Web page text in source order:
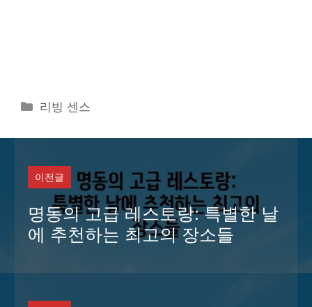
카
고
리빙 센스
이전글
명동의 고급 레스토랑: 특별한 날
에 추천하는 최고의 장소들